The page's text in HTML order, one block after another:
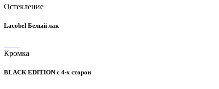
Остекление
Lacobel Белый лак
Кромка
BLACK EDITION с 4-х сторон